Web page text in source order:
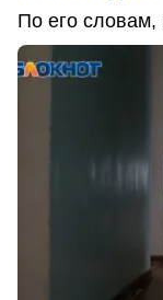
По его словам,